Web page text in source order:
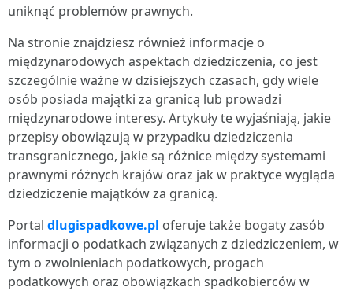
uniknąć problemów prawnych.
Na stronie znajdziesz również informacje o
międzynarodowych aspektach dziedziczenia, co jest
szczególnie ważne w dzisiejszych czasach, gdy wiele
osób posiada majątki za granicą lub prowadzi
międzynarodowe interesy. Artykuły te wyjaśniają, jakie
przepisy obowiązują w przypadku dziedziczenia
transgranicznego, jakie są różnice między systemami
prawnymi różnych krajów oraz jak w praktyce wygląda
dziedziczenie majątków za granicą.
Portal dlugispadkowe.pl oferuje także bogaty zasób
informacji o podatkach związanych z dziedziczeniem, w
tym o zwolnieniach podatkowych, progach
podatkowych oraz obowiązkach spadkobierców w